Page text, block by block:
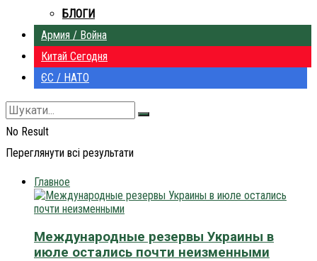
БЛОГИ
Армия / Война
Китай Сегодня
ЄС / НАТО
No Result
Переглянути всі результати
Главное
Международные резервы Украины в
июле остались почти неизменными